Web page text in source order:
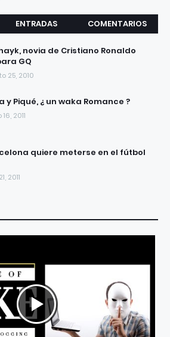
ENTRADAS
COMENTARIOS
novia de Cristiano Ronaldo
GQ
25, 2010
y Piqué, ¿ un waka Romance ?
2011
quiere meterse en el fútbol
2011